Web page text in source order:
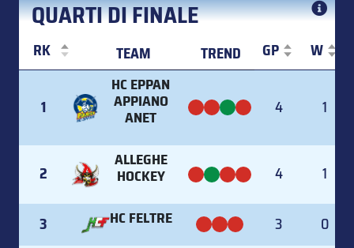
QUARTI DI FINALE
RK TEAM TREND GP
W
TEAM
1
HC EPPAN
APPIANO
ANET 4 1
2
ALLEGHE
HOCKEY 4 1
3 HC FELTRE 3 0